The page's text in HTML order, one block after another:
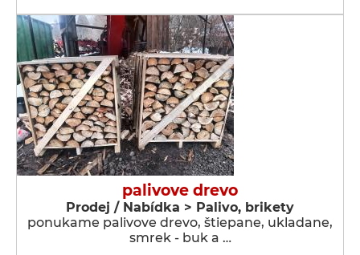
palivove drevo
Prodej / Nabídka > Palivo, brikety
ponukame palivove drevo, štiepane, ukladane,
smrek - buk a …